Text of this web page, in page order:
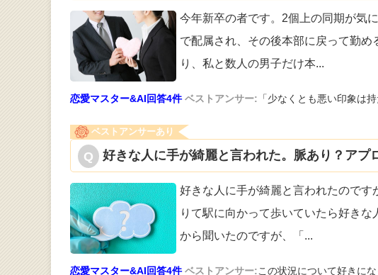
今年新卒の者です。2個上の同期が気
で配属され、 その後本部に戻って勤め
り、私と数人の男子だけ本...
恋愛マスター&AI回答4件 ベストアンサー: 「少なくとも悪い印象は
ベストアンサーあり
好きな人に手が綺麗と言われた。脈あり？アプ
好きな人に手が綺麗と言われたので
りて駅に向かって歩いていたら好きな
から聞いたのですが、「 ...
恋愛マスター&AI回答4件 ベストアンサー:この状況について好きに